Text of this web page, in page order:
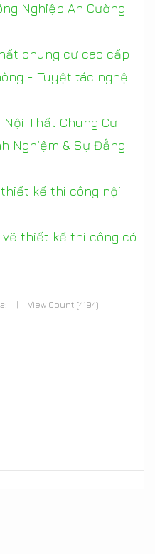
Nghiệp An Cường
chung cư cao cấp
- Tuyệt tác nghệ
Nội Thất Chung Cư
Nghiệm & Sự Đẳng
kế thi công nội
thiết kế thi công có
| View Count (4194)
|